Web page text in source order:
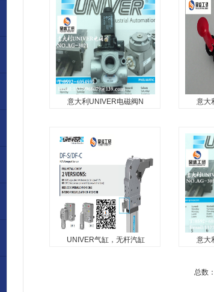
UNIVER ，UNIVER电磁阀、
UNIVER气缸意大利 UNIVER
气动 ，电磁阀、气缸意大利 气
动，电磁阀、气缸意大利
UNIVER气...
意大利
9680N...
意大利UNIVER电磁阀N
意大利 UNIVER 气动，
UNIVER ，UNIVER电磁阀、
UNIVER气缸意大利 UNIVER
气动 ，电磁阀、气缸意大利 气
动，电磁阀、气缸意大利
UNIVER气...
意大
意大利
3976A...
UNIVER气缸，无杆汽缸 意大
总数